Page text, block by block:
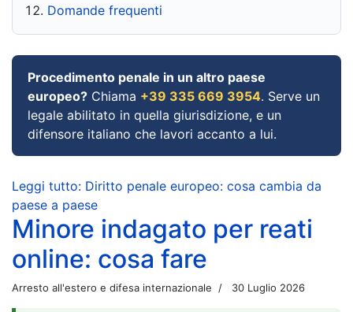
Domande frequenti
Procedimento penale in un altro paese
europeo? Chiama +39 335 669 3954. Serve un
legale abilitato in quella giurisdizione, e un
difensore italiano che lavori accanto a lui.
Leggi tutto: Diritto penale europeo: cosa cambia da
paese a paese
Minore indagato per reati
online: cosa fare
Arresto all'estero e difesa internazionale 30 Luglio 2026